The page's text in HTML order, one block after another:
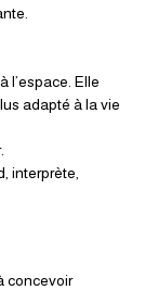
l’espace. Elle
adapté à la vie
interprète,
concevoir